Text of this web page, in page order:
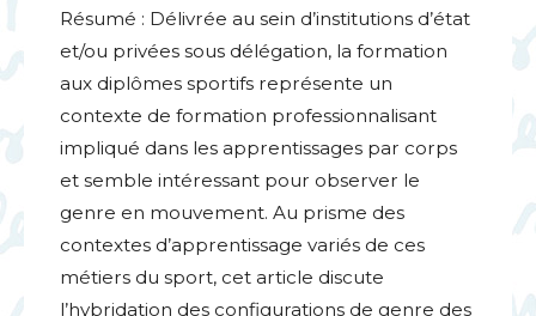
Résumé : Délivrée au sein d’institutions d’état
et/ou privées sous délégation, la formation
aux diplômes sportifs représente un
contexte de formation professionnalisant
impliqué dans les apprentissages par corps
et semble intéressant pour observer le
genre en mouvement. Au prisme des
contextes d’apprentissage variés de ces
métiers du sport, cet article discute
l’hybridation des configurations de genre des